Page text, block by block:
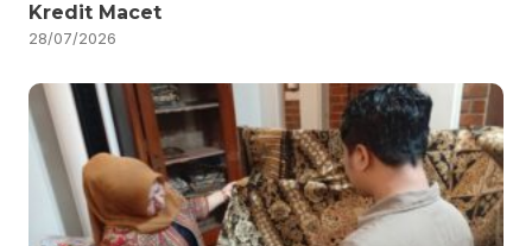
Kredit Macet
28/07/2026